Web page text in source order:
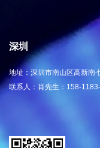
深圳
地址：深圳市南山区高新南
联系人：肖先生：158-